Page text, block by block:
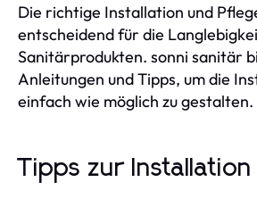
Die richtige Installation und
entscheidend für die
Sanitärprodukten. sonni sanitär
Anleitungen und Tipps, um die
einfach wie möglich zu gestalten.
Tipps zur Installation